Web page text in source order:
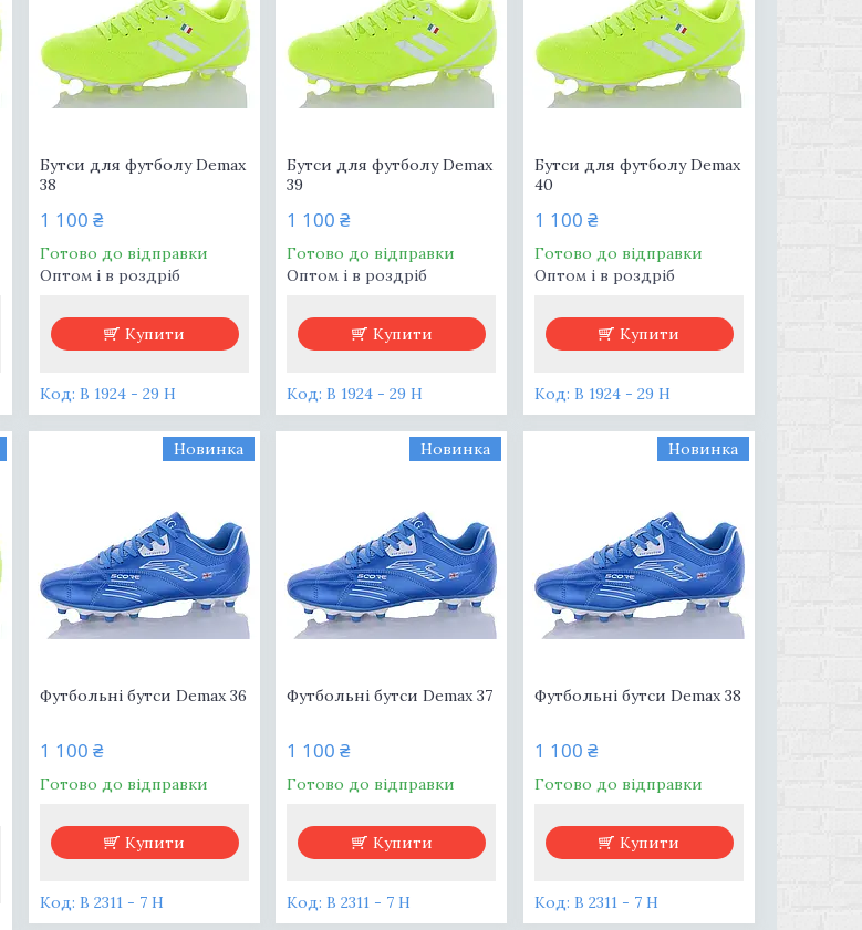
Бутси для футболу Demax
38
1 100 ₴
Готово до відправки
Оптом і в роздріб
Купити
В 1924 - 29 H
Бутси для футболу Demax
39
1 100 ₴
Готово до відправки
Оптом і в роздріб
Купити
В 1924 - 29 H
Бутси для футболу Demax
40
1 100 ₴
Готово до відправки
Оптом і в роздріб
Купити
В 1924 - 29 H
Новинка
Футбольні бутси Demax 36
1 100 ₴
Готово до відправки
Купити
B 2311 - 7 H
Новинка
Футбольні бутси Demax 37
1 100 ₴
Готово до відправки
Купити
B 2311 - 7 H
Новинка
Футбольні бутси Demax 38
1 100 ₴
Готово до відправки
Купити
B 2311 - 7 H